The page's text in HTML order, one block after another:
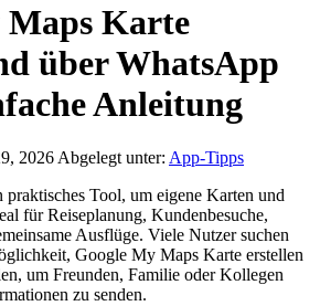
Maps Karte
über WhatsApp
Anleitung
2026 Abgelegt unter: App-Tipps
Tool, um eigene Karten und
für Reiseplanung, Kundenbesuche,
Ausflüge. Viele Nutzer suchen
Google My Maps Karte erstellen
um Freunden, Familie oder Kollegen
zu senden.